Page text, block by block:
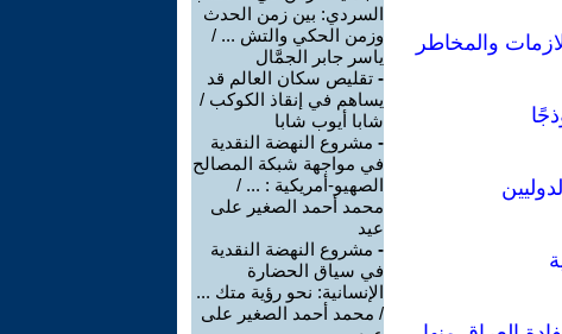
والمخاطر
السردي: بين زمن الحدث
وزمن الحكي والتش ... /
ياسر جابر الجمَّال
- تقليص سكان العالم قد
يساهم في إنقاذ الكوكب /
شابا أيوب شابا
- مشروع النهضة النقدية
في مواجهة شبكة المصالح
الصهيو-أمريكية : ... /
محمد أحمد الصغير على
عيد
- مشروع النهضة النقدية
في سياق الحضارة
الإنسانية: نحو رؤية متك ...
/ محمد أحمد الصغير على